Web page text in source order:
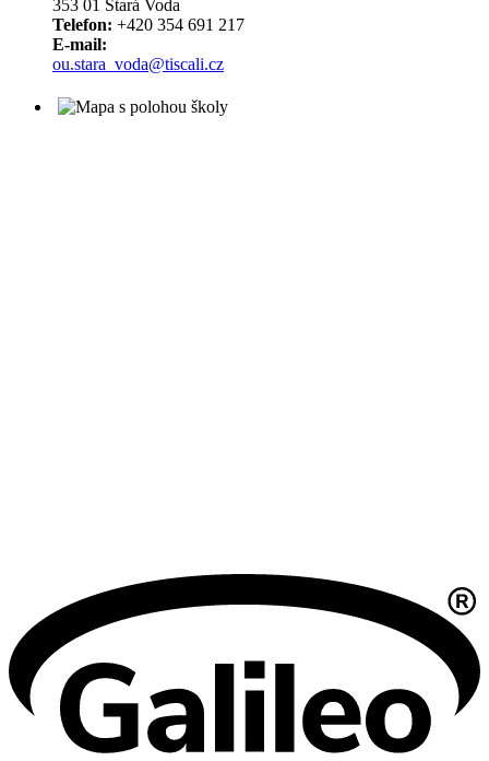
353 01 Stará Voda
Telefon: +420 354 691 217
E-mail:
ou.stara_voda@tiscali.cz